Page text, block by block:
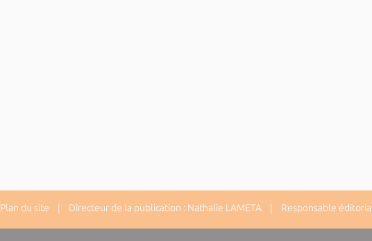
Plan du site | Directeur de la publication : Nathalie LAMETA | Responsable éditorial